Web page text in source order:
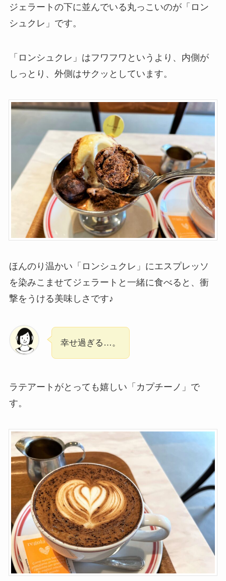
ジェラートの下に並んでいる丸っこいのが「ロン
シュクレ」です。
「ロンシュクレ」はフワフワというより、内側が
しっとり、外側はサクッとしています。
ほんのり温かい「ロンシュクレ」にエスプレッソ
を染みこませてジェラートと一緒に食べると、衝
撃をうける美味しさです♪
幸せ過ぎる…。
ラテアートがとっても嬉しい「カプチーノ」で
す。